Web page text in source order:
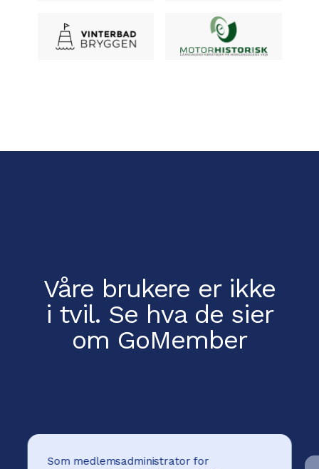
Våre brukere er ikke
i tvil. Se hva de sier
om GoMember
Som medlemsadministrator for